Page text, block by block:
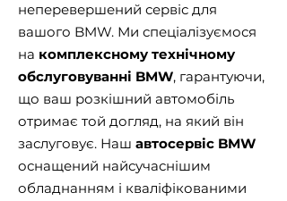
неперевершений сервіс для
вашого BMW. Ми спеціалізуємося
на комплексному технічному
обслуговуванні BMW, гарантуючи,
що ваш розкішний автомобіль
отримає той догляд, на який він
заслуговує. Наш автосервіс BMW
оснащений найсучаснішим
обладнанням і кваліфікованими